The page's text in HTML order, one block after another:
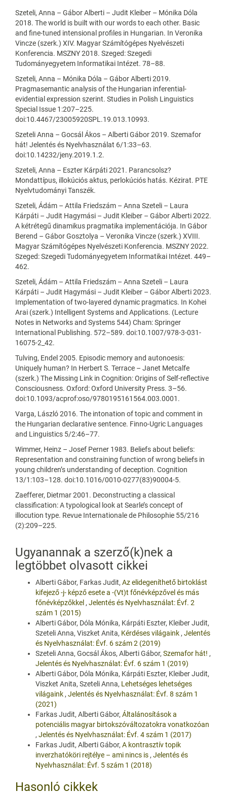
Szeteli, Anna – Gábor Alberti – Judit Kleiber – Mónika Dóla
2018. The world is built with our words to each other. Basic
and fine-tuned intensional profiles in Hungarian. In Veronika
Vincze (szerk.) XIV. Magyar Számítógépes Nyelvészeti
Konferencia. MSZNY 2018. Szeged: Szegedi
Tudományegyetem Informatikai Intézet. 78–88.
Szeteli, Anna – Mónika Dóla – Gábor Alberti 2019.
Pragmasemantic analysis of the Hungarian inferential-
evidential expression szerint. Studies in Polish Linguistics
Special Issue 1:207–225.
doi:10.4467/23005920SPL.19.013.10993.
Szeteli Anna – Gocsál Ákos – Alberti Gábor 2019. Szemafor
hát! Jelentés és Nyelvhasználat 6/1:33–63.
doi:10.14232/jeny.2019.1.2.
Szeteli, Anna – Eszter Kárpáti 2021. Parancsolsz?
Mondattípus, illokúciós aktus, perlokúciós hatás. Kézirat. PTE
Nyelvtudományi Tanszék.
Szeteli, Ádám – Attila Friedszám – Anna Szeteli – Laura
Kárpáti – Judit Hagymási – Judit Kleiber – Gábor Alberti 2022.
A kétrétegű dinamikus pragmatika implementációja. In Gábor
Berend – Gábor Gosztolya – Veronika Vincze (szerk.) XVIII.
Magyar Számítógépes Nyelvészeti Konferencia. MSZNY 2022.
Szeged: Szegedi Tudományegyetem Informatikai Intézet. 449–
462.
Szeteli, Ádám – Attila Friedszám – Anna Szeteli – Laura
Kárpáti – Judit Hagymási – Judit Kleiber – Gábor Alberti 2023.
Implementation of two-layered dynamic pragmatics. In Kohei
Arai (szerk.) Intelligent Systems and Applications. (Lecture
Notes in Networks and Systems 544) Cham: Springer
International Publishing. 572–589. doi:10.1007/978-3-031-
16075-2_42.
Tulving, Endel 2005. Episodic memory and autonoesis:
Uniquely human? In Herbert S. Terrace – Janet Metcalfe
(szerk.) The Missing Link in Cognition: Origins of Self-reflective
Consciousness. Oxford: Oxford University Press. 3–56.
doi:10.1093/acprof:oso/9780195161564.003.0001.
Varga, László 2016. The intonation of topic and comment in
the Hungarian declarative sentence. Finno-Ugric Languages
and Linguistics 5/2:46–77.
Wimmer, Heinz – Josef Perner 1983. Beliefs about beliefs:
Representation and constraining function of wrong beliefs in
young children’s understanding of deception. Cognition
13/1:103–128. doi:10.1016/0010-0277(83)90004-5.
Zaefferer, Dietmar 2001. Deconstructing a classical
classification: A typological look at Searle’s concept of
illocution type. Revue Internationale de Philosophie 55/216
(2):209–225.
Ugyanannak a szerző(k)nek a
legtöbbet olvasott cikkei
Alberti Gábor, Farkas Judit, Az elidegeníthető birtoklást
kifejező -j- képző esete a -(Vt)t főnévképzővel és más
főnévképzőkkel , Jelentés és Nyelvhasználat: Évf. 2
szám 1 (2015)
Alberti Gábor, Dóla Mónika, Kárpáti Eszter, Kleiber Judit,
Szeteli Anna, Viszket Anita, Kérdéses világaink, Jelentés
és Nyelvhasználat: Évf. 6 szám 2 (2019)
Szeteli Anna, Gocsál Ákos, Alberti Gábor, Szemafor hát! ,
Jelentés és Nyelvhasználat: Évf. 6 szám 1 (2019)
Alberti Gábor, Dóla Mónika, Kárpáti Eszter, Kleiber Judit,
Viszket Anita, Szeteli Anna, Lehetséges lehetséges
világaink, Jelentés és Nyelvhasználat: Évf. 8 szám 1
(2021)
Farkas Judit, Alberti Gábor, Általánosítások a
potenciális magyar birtokszóváltozatokra vonatkozóan
, Jelentés és Nyelvhasználat: Évf. 4 szám 1 (2017)
Farkas Judit, Alberti Gábor, A kontrasztív topik
inverzhatóköri rejtélye – ami nincs is, Jelentés és
Nyelvhasználat: Évf. 5 szám 1 (2018)
Hasonló cikkek